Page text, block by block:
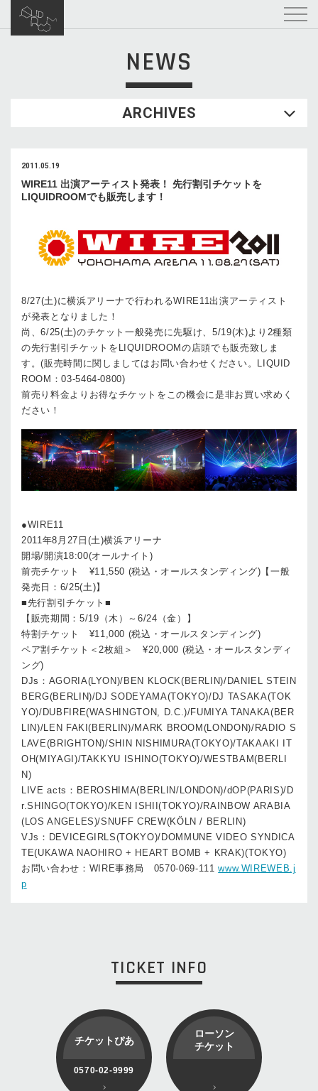
NEWS
ARCHIVES
2011.05.19
WIRE11 出演アーティスト発表！ 先行割引チケットを
LIQUIDROOMでも販売します！
8/27(土)に横浜アリーナで行われるWIRE11出演アーティスト
が発表となりました！
尚、6/25(土)のチケット一般発売に先駆け、5/19(木)より2種類
の先行割引チケットをLIQUIDROOMの店頭でも販売致しま
す。(販売時間に関しましてはお問い合わせください。LIQUID
ROOM：03-5464-0800)
前売り料金よりお得なチケットをこの機会に是非お買い求めく
ださい！
●WIRE11
2011年8月27日(土)横浜アリーナ
開場/開演18:00(オールナイト)
前売チケット ¥11,550 (税込・オールスタンディング)【一般
発売日：6/25(土)】
■先行割引チケット■
【販売期間：5/19（木）～6/24（金）】
特割チケット ¥11,000 (税込・オールスタンディング)
ペア割チケット＜2枚組＞ ¥20,000 (税込・オールスタンディ
ング)
DJs：AGORIA(LYON)/BEN KLOCK(BERLIN)/DANIEL STEIN
BERG(BERLIN)/DJ SODEYAMA(TOKYO)/DJ TASAKA(TOK
YO)/DUBFIRE(WASHINGTON, D.C.)/FUMIYA TANAKA(BER
LIN)/LEN FAKI(BERLIN)/MARK BROOM(LONDON)/RADIO S
LAVE(BRIGHTON)/SHIN NISHIMURA(TOKYO)/TAKAAKI IT
OH(MIYAGI)/TAKKYU ISHINO(TOKYO)/WESTBAM(BERLI
N)
LIVE acts：BEROSHIMA(BERLIN/LONDON)/dOP(PARIS)/D
r.SHINGO(TOKYO)/KEN ISHII(TOKYO)/RAINBOW ARABIA
(LOS ANGELES)/SNUFF CREW(KÖLN / BERLIN)
VJs：DEVICEGIRLS(TOKYO)/DOMMUNE VIDEO SYNDICA
TE(UKAWA NAOHIRO + HEART BOMB + KRAK)(TOKYO)
お問い合わせ：WIRE事務局 0570-069-111www.WIREWEB.j
p
TICKET INFO
チケットぴあ
0570-02-9999
ローソン
チケット